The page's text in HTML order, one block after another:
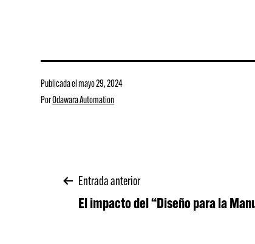
Publicada elmayo 29, 2024
PorOdawara Automation
Navegación
Entrada anterior
El impacto del “Diseño para la